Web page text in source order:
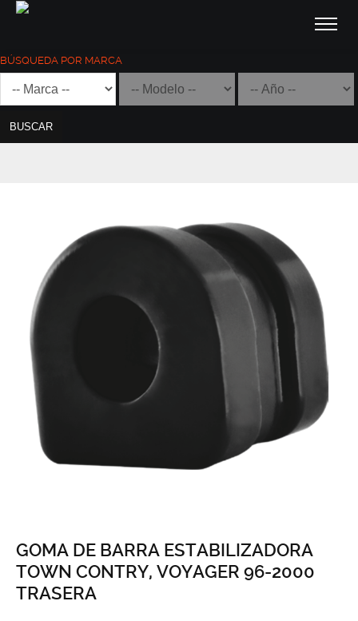
BÚSQUEDA POR MARCA
BUSCAR
GOMA DE BARRA ESTABILIZADORA
TOWN CONTRY, VOYAGER 96-2000
TRASERA